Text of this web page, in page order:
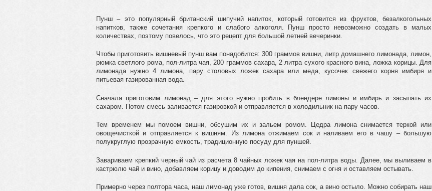
Пунш – это популярный британский шипучий напиток, который готовится из фруктов, безалкогольных
напитков, также сочетания крепкого и слабого алкоголя. Пунш просто невозможно создать в малых
количествах, поэтому повелось, что это рецепт для большой летней вечеринки.
Чтобы приготовить вишневый пунш вам понадобится: 300 граммов вишни, литр домашнего лимонада, лимон,
рюмка светлого рома, пол-литра чая, 200 граммов сахара, 2 литра сухого красного вина, ложка корицы. Для
лимонада нужно 4 лимона, пару столовых ложек сахара или меда, кусочек свежего корня имбиря и
питьевая газированная вода.
Сначала приготовим лимонад – для этого нужно пробить в блендере лимоны и имбирь и засыпать их
сахаром. Потом смесь заливается газировкой и отправляется в холодильник на пару часов.
Тем временем мы помоем вишни, обсушим их и зальем ромом. Цедра лимона снимается теркой или
овощечисткой и отправляется к вишням. Из лимона отжимаем сок и наливаем его в чашу – большую
полукруглую прозрачную емкость, традиционную посуду для пуншей.
Завариваем крепкий черный чай из расчета 8 чайных ложек чая на пол-литра воды. Далее, мы выливаем в
кастрюлю чай и вино, добавляем корицу и доводим до кипения, снимаем с огня и оставляем остывать.
Примерно через полтора часа, наш лимонад уже готов, вишня дала сок, а вино остыло. Можно собирать наш